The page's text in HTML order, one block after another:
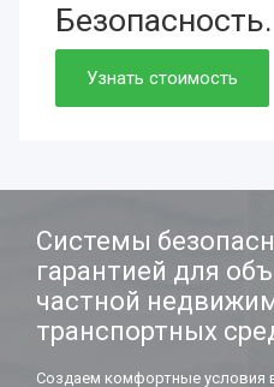
Безопасность.
Сохранность.
Просто.
Нужно.
Узнать стоимость
Системы
гарантией для
частной
транспортных
Создаем комфортные условия